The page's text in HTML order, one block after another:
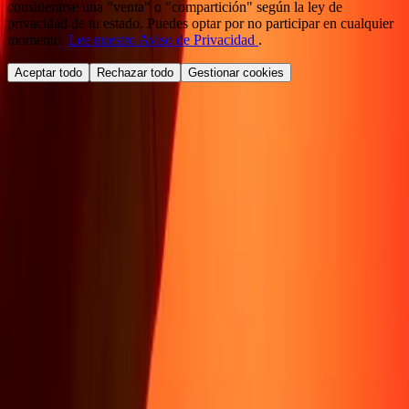
considerarse una "venta" o "compartición" según la ley de
privacidad de tu estado. Puedes optar por no participar en cualquier
momento. Lee nuestro Aviso de Privacidad .
Aceptar todo Rechazar todo Gestionar cookies